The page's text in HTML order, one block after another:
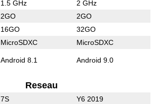
1.5 GHz 2 GHz
2GO 2GO
16GO 32GO
MicroSDXC MicroSDXC
Android 8.1 Android 9.0
Reseau
7S Y6 2019